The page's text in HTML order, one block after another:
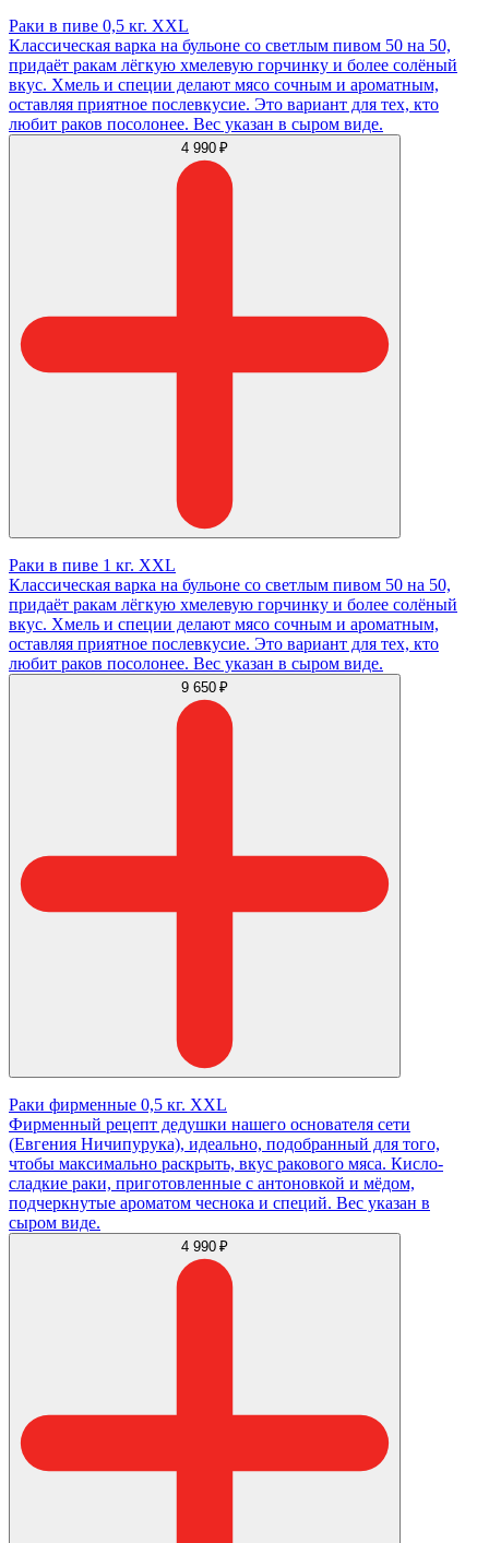
Раки в пиве 0,5 кг. XXL
Классическая варка на бульоне со светлым пивом 50 на 50,
придаёт ракам лёгкую хмелевую горчинку и более солёный
вкус. Хмель и специи делают мясо сочным и ароматным,
оставляя приятное послевкусие. Это вариант для тех, кто
любит раков посолонее. Вес указан в сыром виде.
4 990 ₽
Раки в пиве 1 кг. XXL
Классическая варка на бульоне со светлым пивом 50 на 50,
придаёт ракам лёгкую хмелевую горчинку и более солёный
вкус. Хмель и специи делают мясо сочным и ароматным,
оставляя приятное послевкусие. Это вариант для тех, кто
любит раков посолонее. Вес указан в сыром виде.
9 650 ₽
Раки фирменные 0,5 кг. XXL
Фирменный рецепт дедушки нашего основателя сети
(Евгения Ничипурука), идеально, подобранный для того,
чтобы максимально раскрыть, вкус ракового мяса. Кисло-
сладкие раки, приготовленные с антоновкой и мёдом,
подчеркнутые ароматом чеснока и специй. Вес указан в
сыром виде.
4 990 ₽